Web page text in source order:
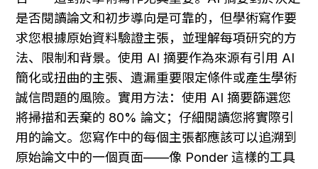
是否閱讀論文和初步導向是可靠的，但學術寫作要
求您根據原始資料驗證主張，並理解每項研究的方
法、限制和背景。使用 AI 摘要作為來源有引用 AI
簡化或扭曲的主張、遺漏重要限定條件或產生學術
誠信問題的風險。實用方法：使用 AI 摘要篩選您
將掃描和丟棄的 80% 論文；仔細閱讀您將實際引
用的論文。您寫作中的每個主張都應該可以追溯到
原始論文中的一個頁面——像 Ponder 這樣的工具